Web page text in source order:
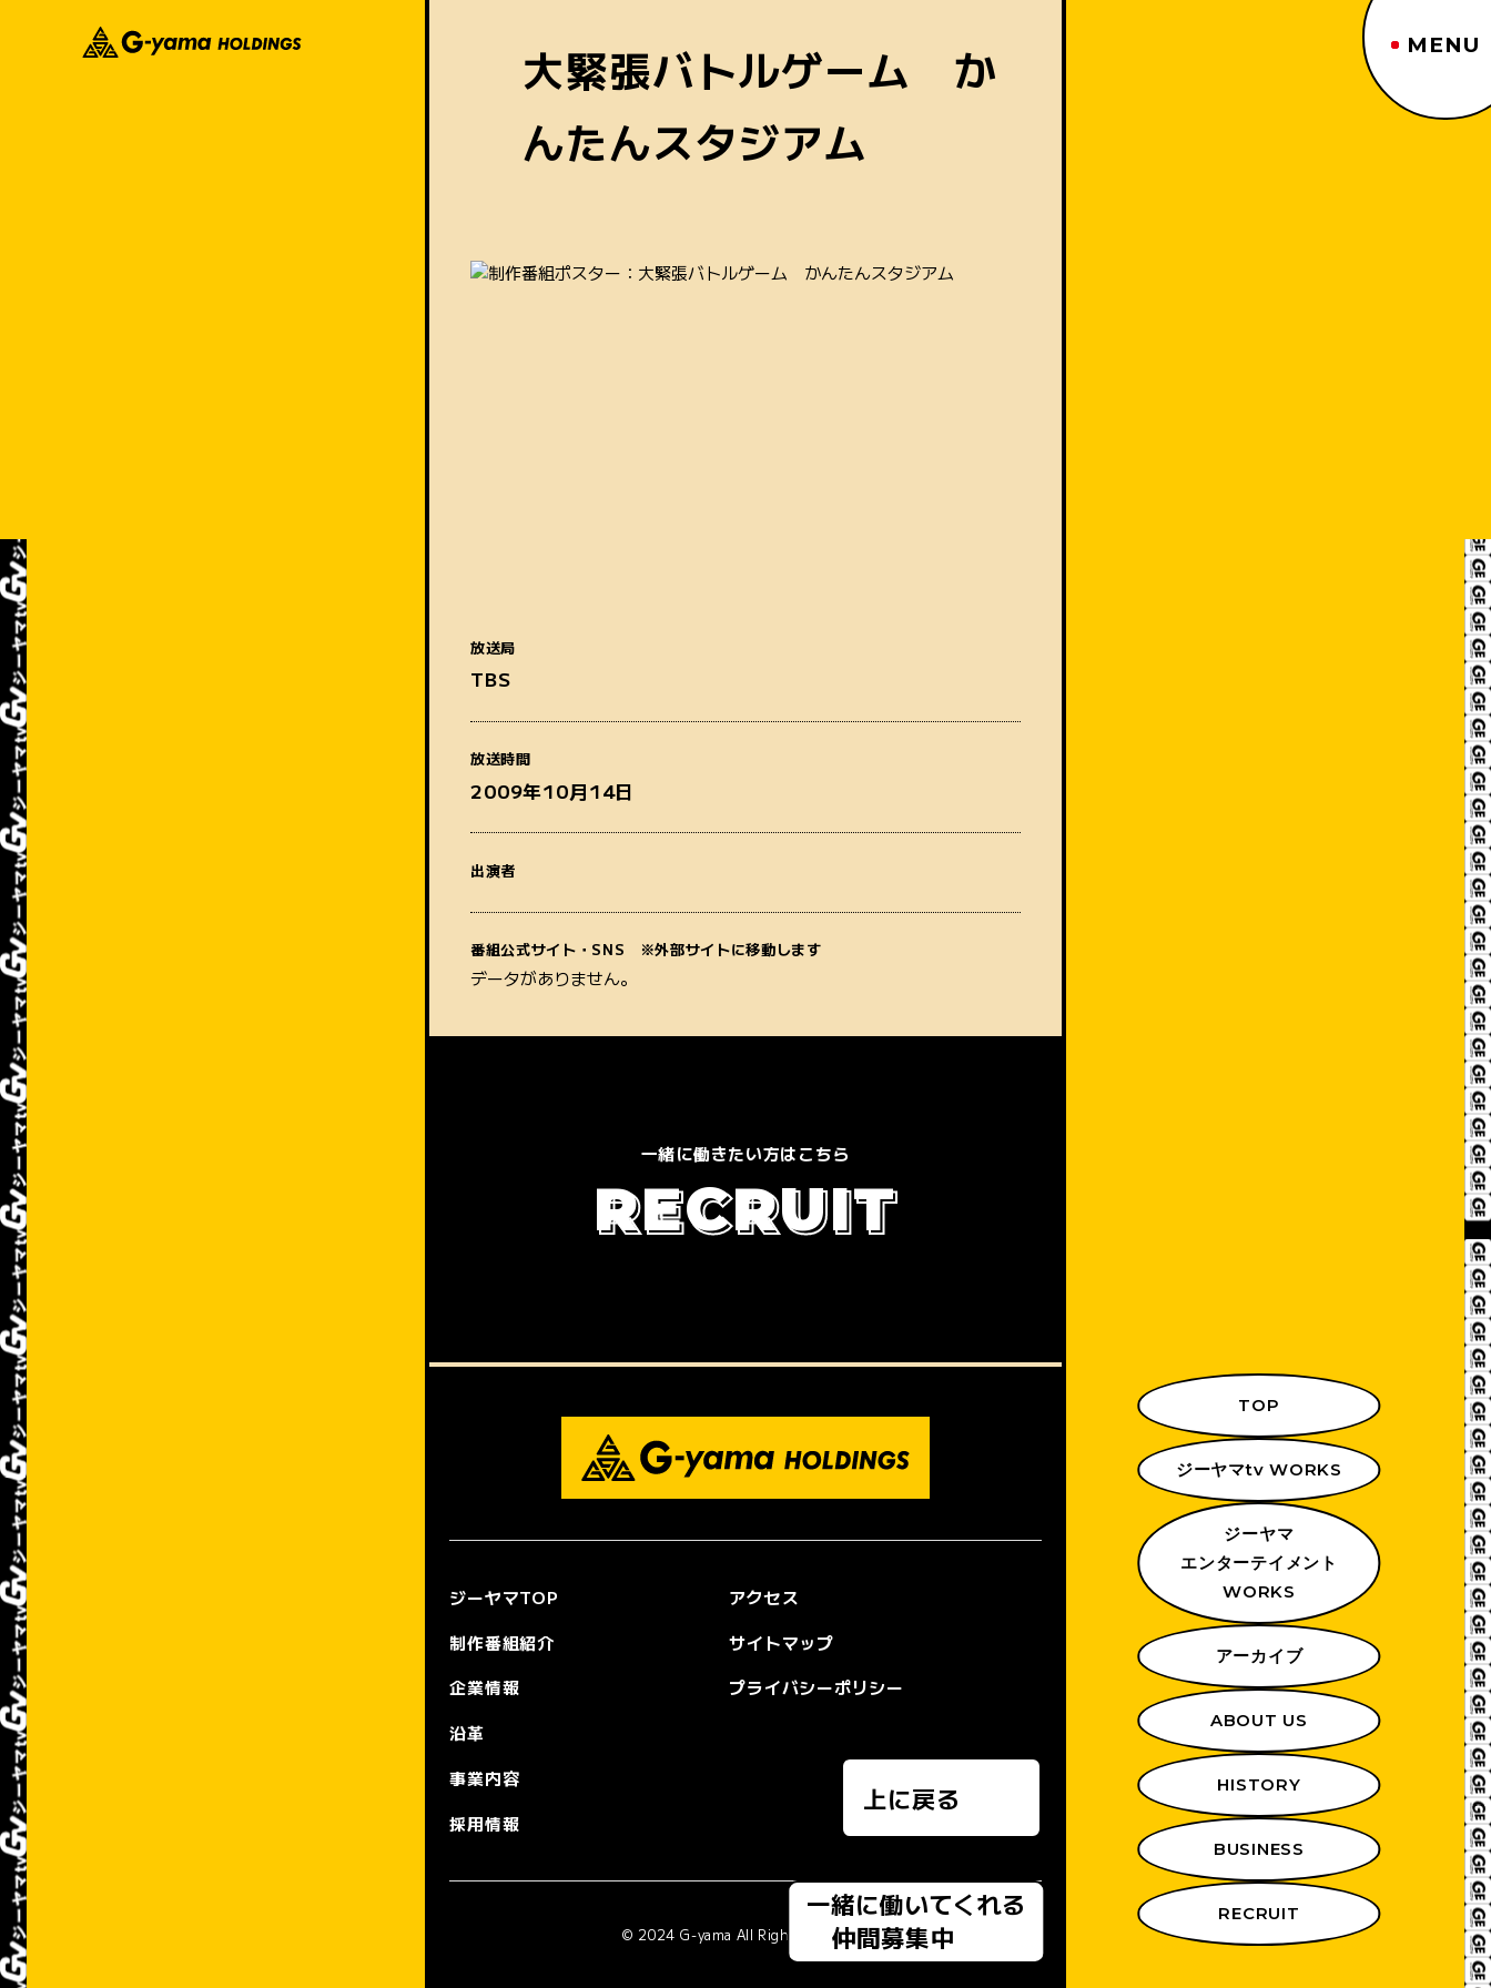
MENU
大緊張バトルゲーム か
んたんスタジアム
放送局
TBS
放送時間
2009年10月14日
出演者
番組公式サイト・SNS ※外部サイトに移動します
データがありません。
TOP
ジーヤマtv WORKS
ジーヤマ
エンターテイメント
WORKS
アーカイブ
ABOUT US
HISTORY
BUSINESS
RECRUIT
一緒に働いてくれる
仲間募集中
一緒に働きたい方はこちら
RECRUIT
ジーヤマTOP
制作番組紹介
企業情報
沿革
事業内容
採用情報
アクセス
サイトマップ
プライバシーポリシー
上に戻る
© 2024 G-yama All Rights Reserved.